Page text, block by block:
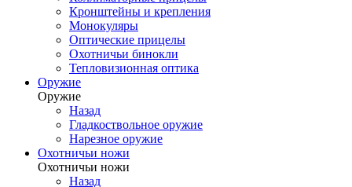
Кронштейны и крепления
Монокуляры
Оптические прицелы
Охотничьи бинокли
Тепловизионная оптика
Оружие
Оружие
Назад
Гладкоствольное оружие
Нарезное оружие
Охотничьи ножи
Охотничьи ножи
Назад